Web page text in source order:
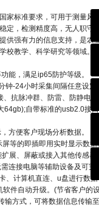
国家标准要求，可用于测量风
定，检测精度高，无人职
供强有力的信息支持，是
校教学、科学研究等领域。
能，满足ip65防护等级。
钟-24小时采集间隔任意设定
、抗脉冲群、防雷、防静电
64gb);自带标准的usb2.0接
方便客户现场分析数据。
屏等的即插即用实时显示数据
展、屏蔽或接入其他传感器
连接电脑等辅助设备及可
、计算机直连、 u盘进行数
件自动升级。 (节省客户的
输方式，可将数据信息传输